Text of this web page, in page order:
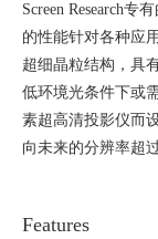
Screen Research
的性能针对各种应
超细晶粒结构，具
低环境光条件下或
素超高清投影仪而
向未来的分辨率超
Features